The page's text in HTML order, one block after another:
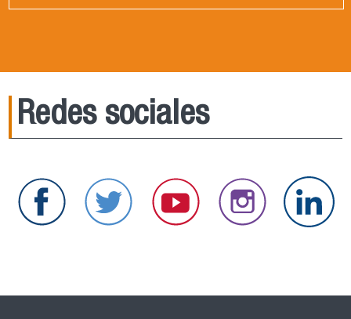
Redes sociales